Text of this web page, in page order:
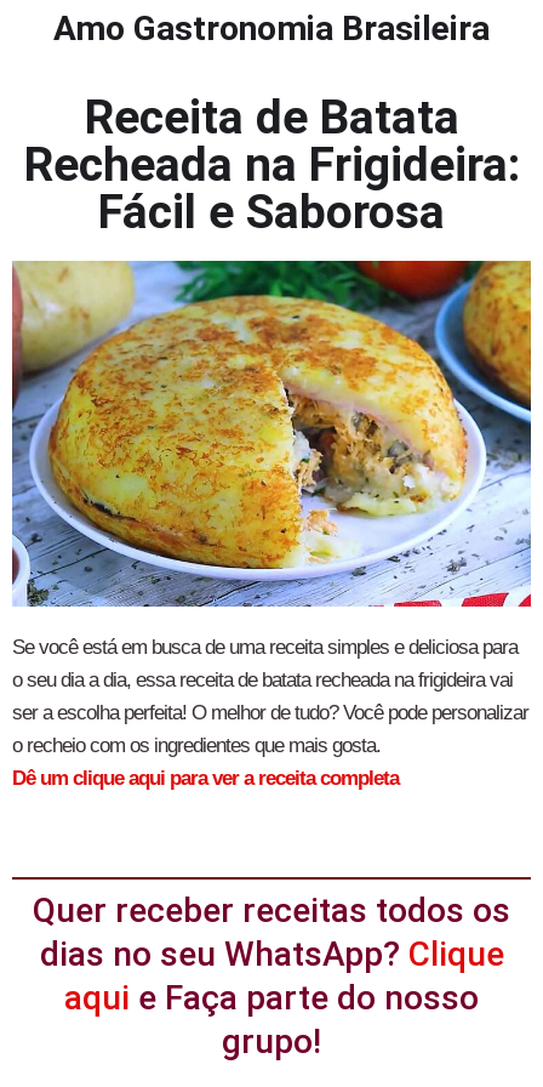
Amo Gastronomia Brasileira
Receita de Batata
Recheada na Frigideira:
Fácil e Saborosa
Se você está em busca de uma receita simples e deliciosa para
o seu dia a dia, essa receita de batata recheada na frigideira vai
ser a escolha perfeita! O melhor de tudo? Você pode personalizar
o recheio com os ingredientes que mais gosta.
Dê um clique aqui para ver a receita completa
Quer receber receitas todos os
dias no seu WhatsApp? Clique
aqui e Faça parte do nosso
grupo!